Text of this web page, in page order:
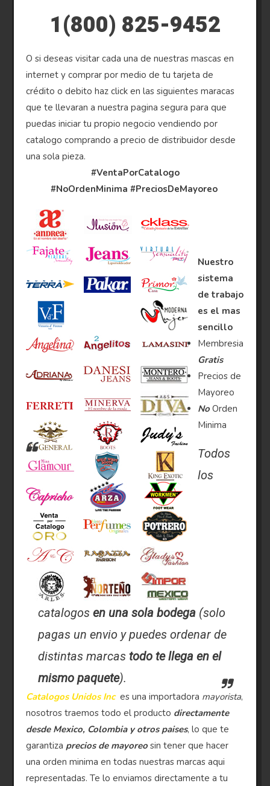
1(800) 825-9452
O si deseas visitar cada una de nuestras mascas en
internet y comprar por medio de tu tarjeta de
crédito o debito haz click en las siguientes maracas
que te llevaran a nuestra pagina segura para que
puedas iniciar tu propio negocio vendiendo por
catalogo comprando a precio de distribuidor desde
una sola pieza.
#VentaPorCatalogo
#NoOrdenMinima #PreciosDeMayoreo
Nuestro
sistema
de trabajo
es el mas
sencillo
Membresia
Gratis
Precios de
Mayoreo
No Orden
Minima
Todos
los
catalogosen una sola bodega (solo
pagas un envio y puedes ordenar de
distintas marcas todo te llega en el
mismo paquete).
Catalogos Unidos Inc es una importadora mayorista,
nosotros traemos todo el producto directamente
desde Mexico, Colombia y otros paises, lo que te
garantiza precios de mayoreo sin tener que hacer
una orden minima en todas nuestras marcas aqui
representadas. Te lo enviamos directamente a tu